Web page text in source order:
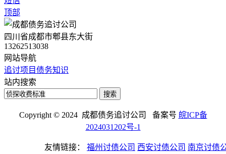
顶部
四川省成都市郫县东大街
13262513038
网站导航
追讨项目债务知识
站内搜索
搜索
Copyright © 2024 成都债务追讨公司 备案号 皖ICP备
2024031202号-1
友情链接： 福州讨债公司 西安讨债公司 南京讨债